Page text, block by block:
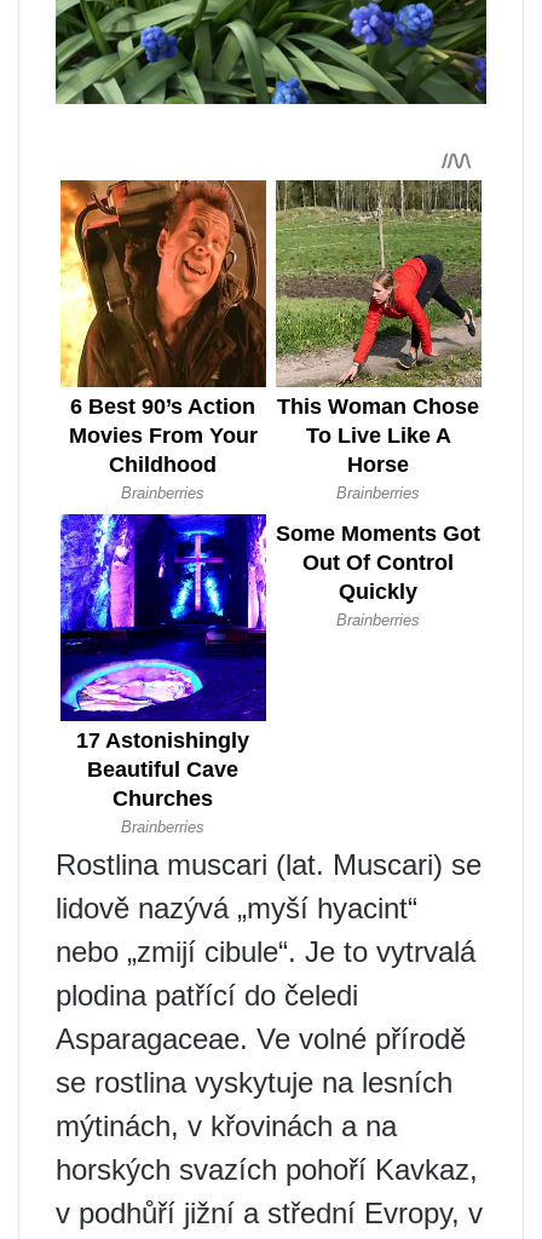
Rostlina muscari (lat. Muscari) se
lidově nazývá „myší hyacint“
nebo „zmijí cibule“. Je to vytrvalá
plodina patřící do čeledi
Asparagaceae. Ve volné přírodě
se rostlina vyskytuje na lesních
mýtinách, v křovinách a na
horských svazích pohoří Kavkaz,
v podhůří jižní a střední Evropy, v